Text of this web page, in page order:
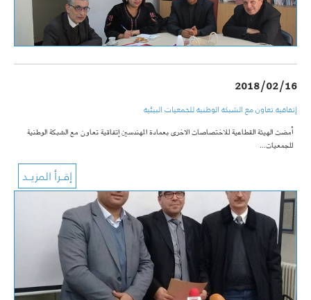
2018/02/16
إتفاقية تعاون مع الشبكة الوطنية للجمعيات البيئية
أمضت الهيئة القطاعية للاختصاصات الاخرى بعمادة المهندسين إتفاقية تعاون مع الشبكة الوطنية
للجمعيات…